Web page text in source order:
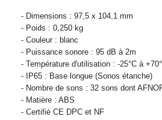
- Dimensions : 97,5 x 104,1 mm
- Poids : 0,250 kg
- Couleur : blanc
- Puissance sonore : 95 dB à 2m
- Température d'utilisation : -25°C à
- IP65 : Base longue (Sonos étanche)
- Nombre de sons : 32 sons dont
- Matière : ABS
- Certifié CE DPC et NF